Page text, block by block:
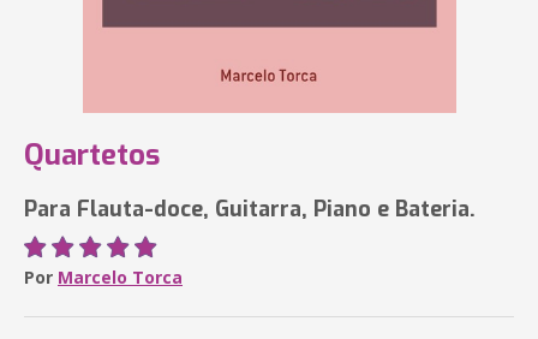
Quartetos
Para Flauta-doce, Guitarra, Piano e Bateria.
Por Marcelo Torca